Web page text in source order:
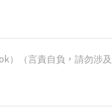
）（言責自負，請勿涉